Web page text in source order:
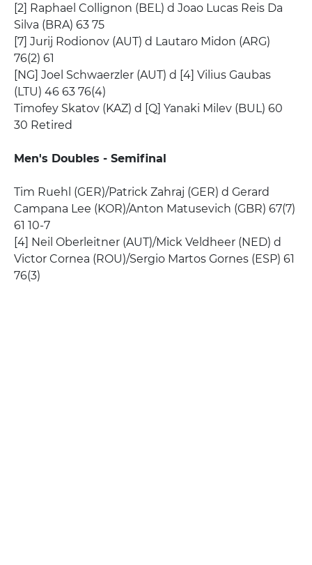
[2] Raphael Collignon (BEL) d Joao Lucas Reis Da
Silva (BRA) 63 75
[7] Jurij Rodionov (AUT) d Lautaro Midon (ARG)
76(2) 61
[NG] Joel Schwaerzler (AUT) d [4] Vilius Gaubas
(LTU) 46 63 76(4)
Timofey Skatov (KAZ) d [Q] Yanaki Milev (BUL) 60
30 Retired
Men's Doubles - Semifinal
Tim Ruehl (GER)/Patrick Zahraj (GER) d Gerard
Campana Lee (KOR)/Anton Matusevich (GBR) 67(7)
61 10-7
[4] Neil Oberleitner (AUT)/Mick Veldheer (NED) d
Victor Cornea (ROU)/Sergio Martos Gornes (ESP) 61
76(3)